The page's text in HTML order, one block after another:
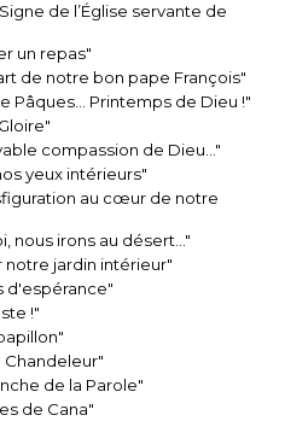
de l’Église servante de
un repas"
de notre bon pape François"
Pâques… Printemps de Dieu !"
compassion de Dieu…"
yeux intérieurs"
au cœur de notre
nous irons au désert…"
notre jardin intérieur"
d'espérance"
!"
Chandeleur"
de la Parole"
de Cana"